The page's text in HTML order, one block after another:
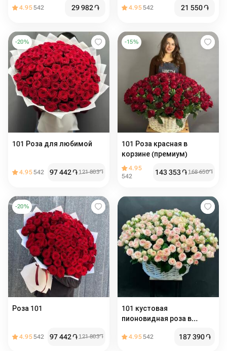
4.95542 29 982֏ 4.95542 21 550֏
-20%
101 Роза для любимой
4.95542 97 442֏ 121 803֏
-15%
101 Роза красная в
корзине (премиум)
4.95
542
143 353֏ 168 650֏
-20%
Роза 101
4.95542 97 442֏ 121 803֏
101 кустовая
пионовидная роза в
4.95542 187 390֏